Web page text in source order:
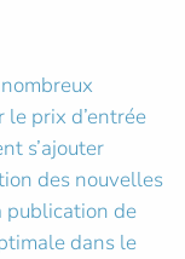
le prix d’entrée
s’ajouter
des nouvelles
publication de
dans le